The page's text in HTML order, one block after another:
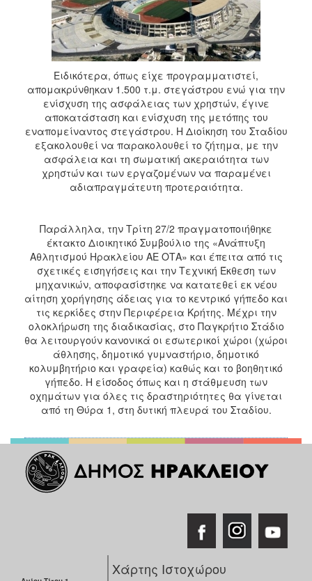
2011
2010
2006
ΔΗΜΟΤΗΣ
ΕΠΙΣΚΕΠΤΗΣ
Ειδικότερα, όπως είχε προγραμματιστεί,
απομακρύνθηκαν 1.500 τ.μ. στεγάστρου ενώ για την
ενίσχυση της ασφάλειας των χρηστών, έγινε
αποκατάσταση και ενίσχυση της μετόπης του
εναπομείναντος στεγάστρου. Η Διοίκηση του Σταδίου
εξακολουθεί να παρακολουθεί το ζήτημα, με την
ασφάλεια και τη σωματική ακεραιότητα των
χρηστών και των εργαζομένων να παραμένει
αδιαπραγμάτευτη προτεραιότητα.
Παράλληλα, την Τρίτη 27/2 πραγματοποιήθηκε
έκτακτο Διοικητικό Συμβούλιο της «Ανάπτυξη
Αθλητισμού Ηρακλείου ΑΕ ΟΤΑ» και έπειτα από τις
σχετικές εισηγήσεις και την Τεχνική Έκθεση των
μηχανικών, αποφασίστηκε να κατατεθεί εκ νέου
αίτηση χορήγησης άδειας για το κεντρικό γήπεδο και
τις κερκίδες στην Περιφέρεια Κρήτης. Μέχρι την
ολοκλήρωση της διαδικασίας, στο Παγκρήτιο Στάδιο
θα λειτουργούν κανονικά οι εσωτερικοί χώροι (χώροι
άθλησης, δημοτικό γυμναστήριο, δημοτικό
κολυμβητήριο και γραφεία) καθώς και το βοηθητικό
γήπεδο. Η είσοδος όπως και η στάθμευση των
οχημάτων για όλες τις δραστηριότητες θα γίνεται
από τη Θύρα 1, στη δυτική πλευρά του Σταδίου.
Χάρτης Ιστοχώρου